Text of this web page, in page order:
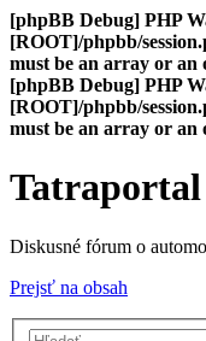
[phpBB Debug] PHP
[ROOT]/phpbb/
must be an array or an
[phpBB Debug] PHP
[ROOT]/phpbb/
must be an array or an
Diskusné fórum o
Prejsť na obsah